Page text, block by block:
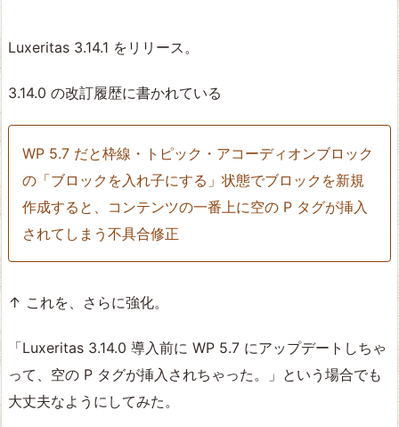
Luxeritas 3.14.1 をリリース。
3.14.0 の改訂履歴に書かれている
WP 5.7 だと枠線・トピック・アコーディオンブロック
の「ブロックを入れ子にする」状態でブロックを新規
作成すると、コンテンツの一番上に空の P タグが挿入
されてしまう不具合修正
↑ これを、さらに強化。
「Luxeritas 3.14.0 導入前に WP 5.7 にアップデートしちゃ
って、空の P タグが挿入されちゃった。」という場合でも
大丈夫なようにしてみた。